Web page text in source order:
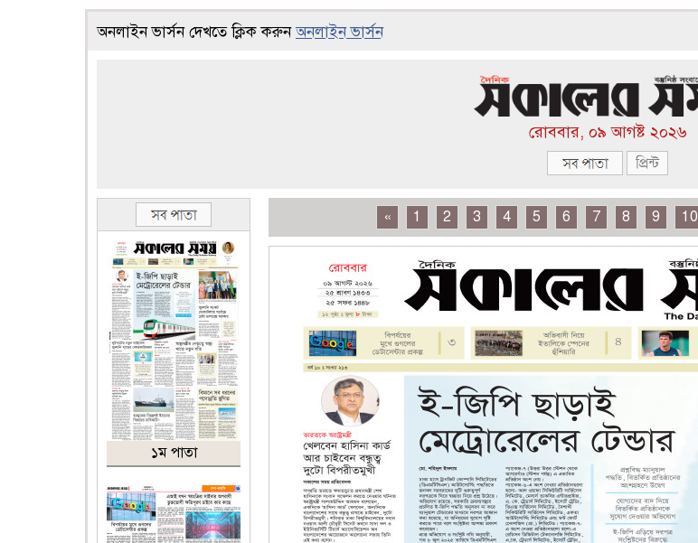
অনলাইন ভার্সন দেখতে ক্লিক করুনঅনলাইন ভার্সন
রোববার, ০৯ আগষ্ট ২০২৬
১ম পাতা
« 1 2 3 4 5 6 7 8 9 10